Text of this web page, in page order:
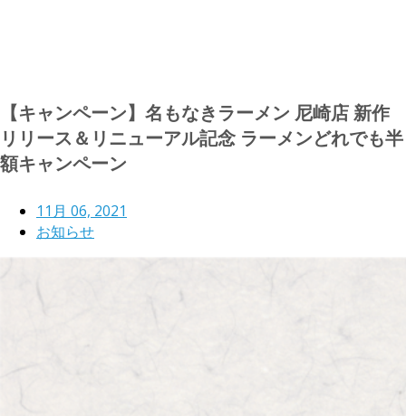
【キャンペーン】名もなきラーメン 尼崎店 新作
リリース＆リニューアル記念 ラーメンどれでも半
額キャンペーン
11月 06, 2021
お知らせ